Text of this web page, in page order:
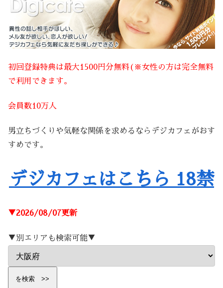
初回登録特典は最大1500円分無料(※女性の方は完全無料
で利用できます。
会員数10万人
男立ちづくりや気軽な関係を求めるならデジカフェがおす
すめです。
デジカフェはこちら 18禁
▼2026/08/07更新
▼別エリアも検索可能▼